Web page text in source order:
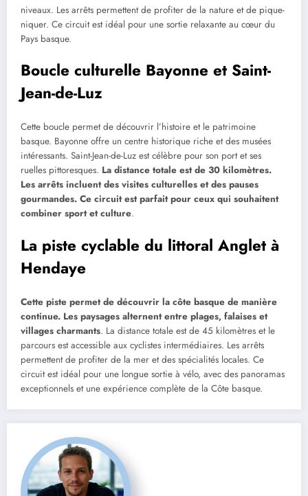
niveaux. Les arrêts permettent de profiter de la nature et de pique-
niquer. Ce circuit est idéal pour une sortie relaxante au cœur du
Pays basque.
Boucle culturelle Bayonne et Saint-
Jean-de-Luz
Cette boucle permet de découvrir l’histoire et le patrimoine
basque. Bayonne offre un centre historique riche et des musées
intéressants. Saint-Jean-de-Luz est célèbre pour son port et ses
ruelles pittoresques. La distance totale est de 30 kilomètres.
Les arrêts incluent des visites culturelles et des pauses
gourmandes. Ce circuit est parfait pour ceux qui souhaitent
combiner sport et culture.
La piste cyclable du littoral Anglet à
Hendaye
Cette piste permet de découvrir la côte basque de manière
continue. Les paysages alternent entre plages, falaises et
villages charmants. La distance totale est de 45 kilomètres et le
parcours est accessible aux cyclistes intermédiaires. Les arrêts
permettent de profiter de la mer et des spécialités locales. Ce
circuit est idéal pour une longue sortie à vélo, avec des panoramas
exceptionnels et une expérience complète de la Côte basque.